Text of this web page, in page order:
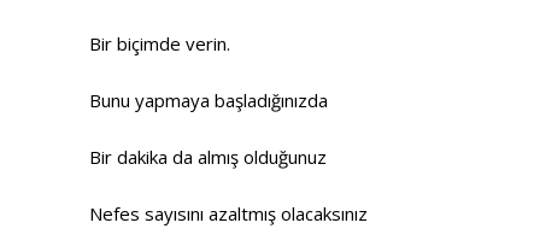
Bir biçimde verin.
Bunu yapmaya başladığınızda
Bir dakika da almış olduğunuz
Nefes sayısını azaltmış olacaksınız